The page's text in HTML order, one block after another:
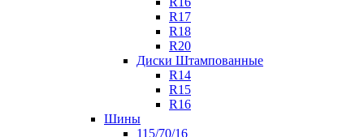
R17
R18
R20
Диски Штампованные
R14
R15
R16
Шины
115/70/16